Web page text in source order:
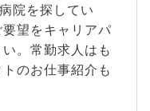
院を探してい
望をキャリアパ
。常勤求人はも
のお仕事紹介も